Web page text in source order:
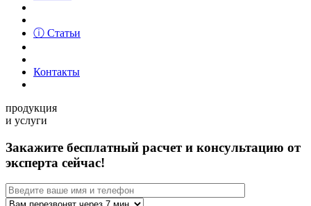
ⓘ Статьи
Контакты
продукция
и услуги
Закажите бесплатный расчет и консультацию от
эксперта сейчас!